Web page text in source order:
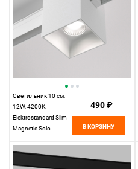
Светильник 10 см,
12W, 4200K,
Elektrostandard Slim
Magnetic Solo
белый
490 ₽
В КОРЗИНУ